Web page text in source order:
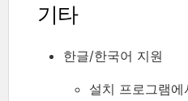
기타
한글/한국어 지원
설치 프로그램